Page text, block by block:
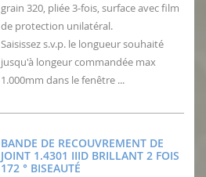
grain 320, pliée 3-fois, surface avec film
de protection unilatéral.
Saisissez s.v.p. le longueur souhaité
jusqu'à longeur commandée max
1.000mm dans le fenêtre ...
BANDE DE RECOUVREMENT DE
JOINT 1.4301 IIID BRILLANT 2 FOIS
172 ° BISEAUTÉ